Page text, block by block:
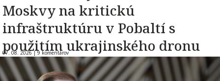
Moskvy na kritickú
infraštruktúru v Pobaltí s
použitím ukrajinského dronu
07. 08. 2026 |9 komentárov